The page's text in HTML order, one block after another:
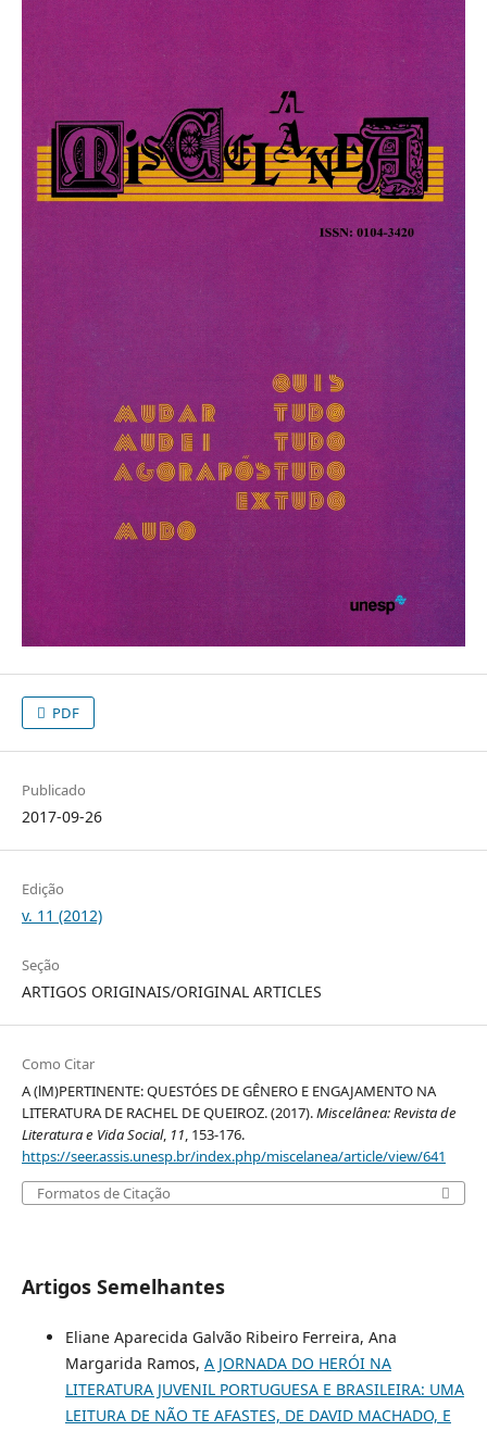
PDF
Publicado
2017-09-26
Edição
v. 11 (2012)
Seção
ARTIGOS ORIGINAIS/ORIGINAL ARTICLES
Como Citar
A (lM)PERTINENTE: QUESTÓES DE GÊNERO E ENGAJAMENTO NA
LITERATURA DE RACHEL DE QUEIROZ. (2017).Miscelânea: Revista de
Literatura e Vida Social, 11, 153-176.
https://seer.assis.unesp.br/index.php/miscelanea/article/view/641
Formatos de Citação
Artigos Semelhantes
Eliane Aparecida Galvão Ribeiro Ferreira, Ana
Margarida Ramos, A JORNADA DO HERÓI NA
LITERATURA JUVENIL PORTUGUESA E BRASILEIRA: UMA
LEITURA DE NÃO TE AFASTES, DE DAVID MACHADO, E